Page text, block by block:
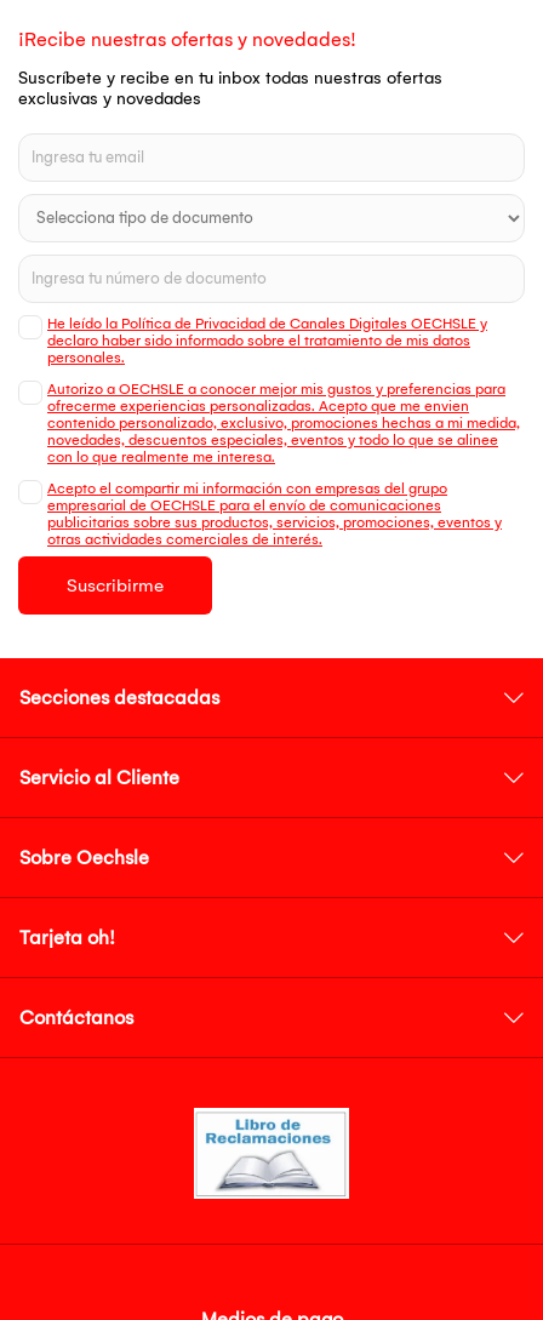
¡Recibe nuestras ofertas y novedades!
Suscríbete y recibe en tu inbox todas nuestras ofertas
exclusivas y novedades
He leído la Política de Privacidad de Canales Digitales OECHSLE y
declaro haber sido informado sobre el tratamiento de mis datos
personales.
Autorizo a OECHSLE a conocer mejor mis gustos y preferencias para
ofrecerme experiencias personalizadas. Acepto que me envien
contenido personalizado, exclusivo, promociones hechas a mi medida,
novedades, descuentos especiales, eventos y todo lo que se alinee
con lo que realmente me interesa.
Acepto el compartir mi información con empresas del grupo
empresarial de OECHSLE para el envío de comunicaciones
publicitarias sobre sus productos, servicios, promociones, eventos y
otras actividades comerciales de interés.
Suscribirme
Secciones destacadas
Servicio al Cliente
Sobre Oechsle
Tarjeta oh!
Contáctanos